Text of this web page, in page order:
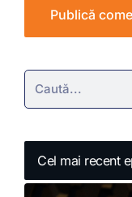
Cel mai recent